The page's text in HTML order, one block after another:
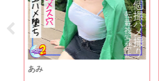
あみ